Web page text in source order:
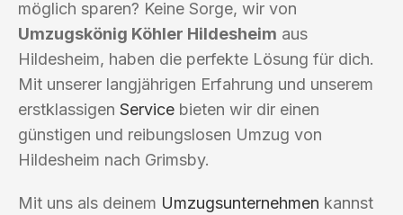
möglich sparen? Keine Sorge, wir von
Umzugskönig Köhler Hildesheim aus
Hildesheim, haben die perfekte Lösung für dich.
Mit unserer langjährigen Erfahrung und unserem
erstklassigen Service bieten wir dir einen
günstigen und reibungslosen Umzug von
Hildesheim nach Grimsby.
Mit uns als deinem Umzugsunternehmen kannst